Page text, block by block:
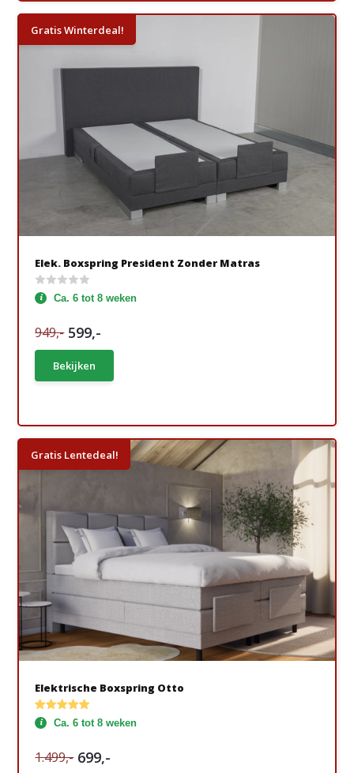
Gratis Winterdeal!
Elek. Boxspring President Zonder Matras
Ca. 6 tot 8 weken
949,- 599,-
Bekijken
Gratis Lentedeal!
Elektrische Boxspring Otto
Ca. 6 tot 8 weken
1.499,- 699,-